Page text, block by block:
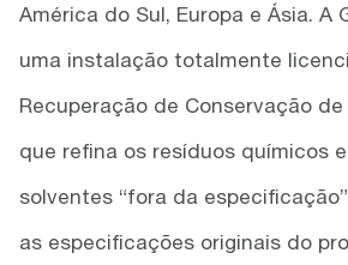
América do Sul, Europa e Ásia. A
uma instalação totalmente
Recuperação de Conservação de
que refina os resíduos químicos
solventes “fora da
as especificações originais do